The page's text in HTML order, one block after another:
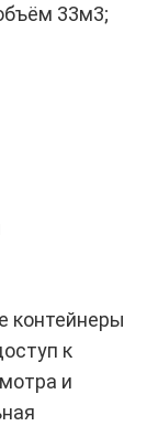
33м3;
контейнеры
к
и